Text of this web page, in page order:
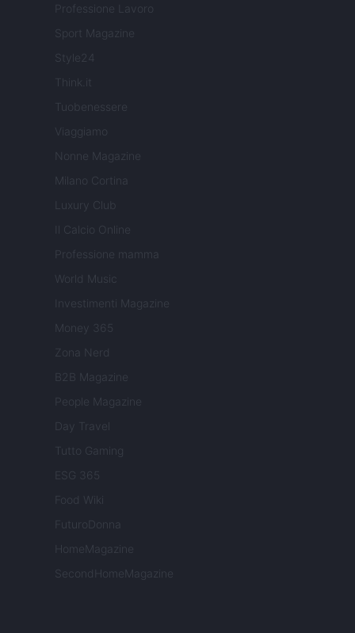
Professione Lavoro
Sport Magazine
Style24
Think.it
Tuobenessere
Viaggiamo
Nonne Magazine
Milano Cortina
Luxury Club
Il Calcio Online
Professione mamma
World Music
Investimenti Magazine
Money 365
Zona Nerd
B2B Magazine
People Magazine
Day Travel
Tutto Gaming
ESG 365
Food Wiki
FuturoDonna
HomeMagazine
SecondHomeMagazine